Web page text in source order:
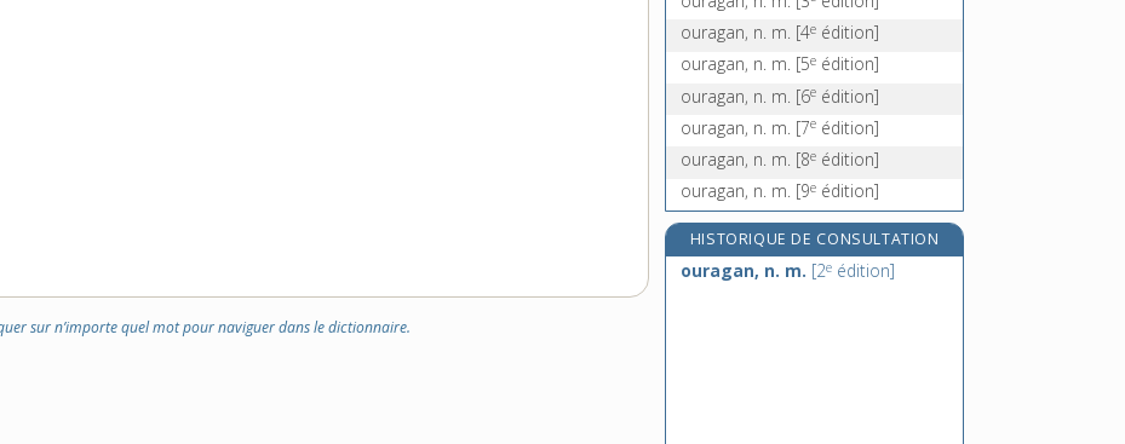
sur n’importe quel mot pour naviguer dans le dictionnaire.
ouragan, n. m. [4e édition]
ouragan, n. m. [5e édition]
ouragan, n. m. [6e édition]
ouragan, n. m. [7e édition]
ouragan, n. m. [8e édition]
ouragan, n. m. [9e édition]
HISTORIQUE DE CONSULTATION
ouragan, n. m. [2e édition]